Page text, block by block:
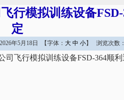
行模拟训练设备
定
2026年5月18日 【字体： 大 中 小】 浏览次数
飞行模拟训练设备FSD-364顺